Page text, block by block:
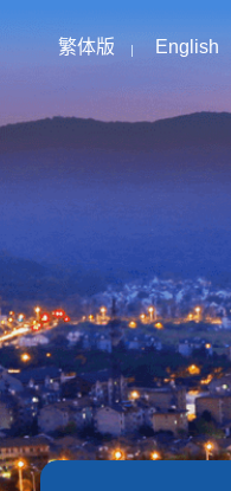
繁体版 English